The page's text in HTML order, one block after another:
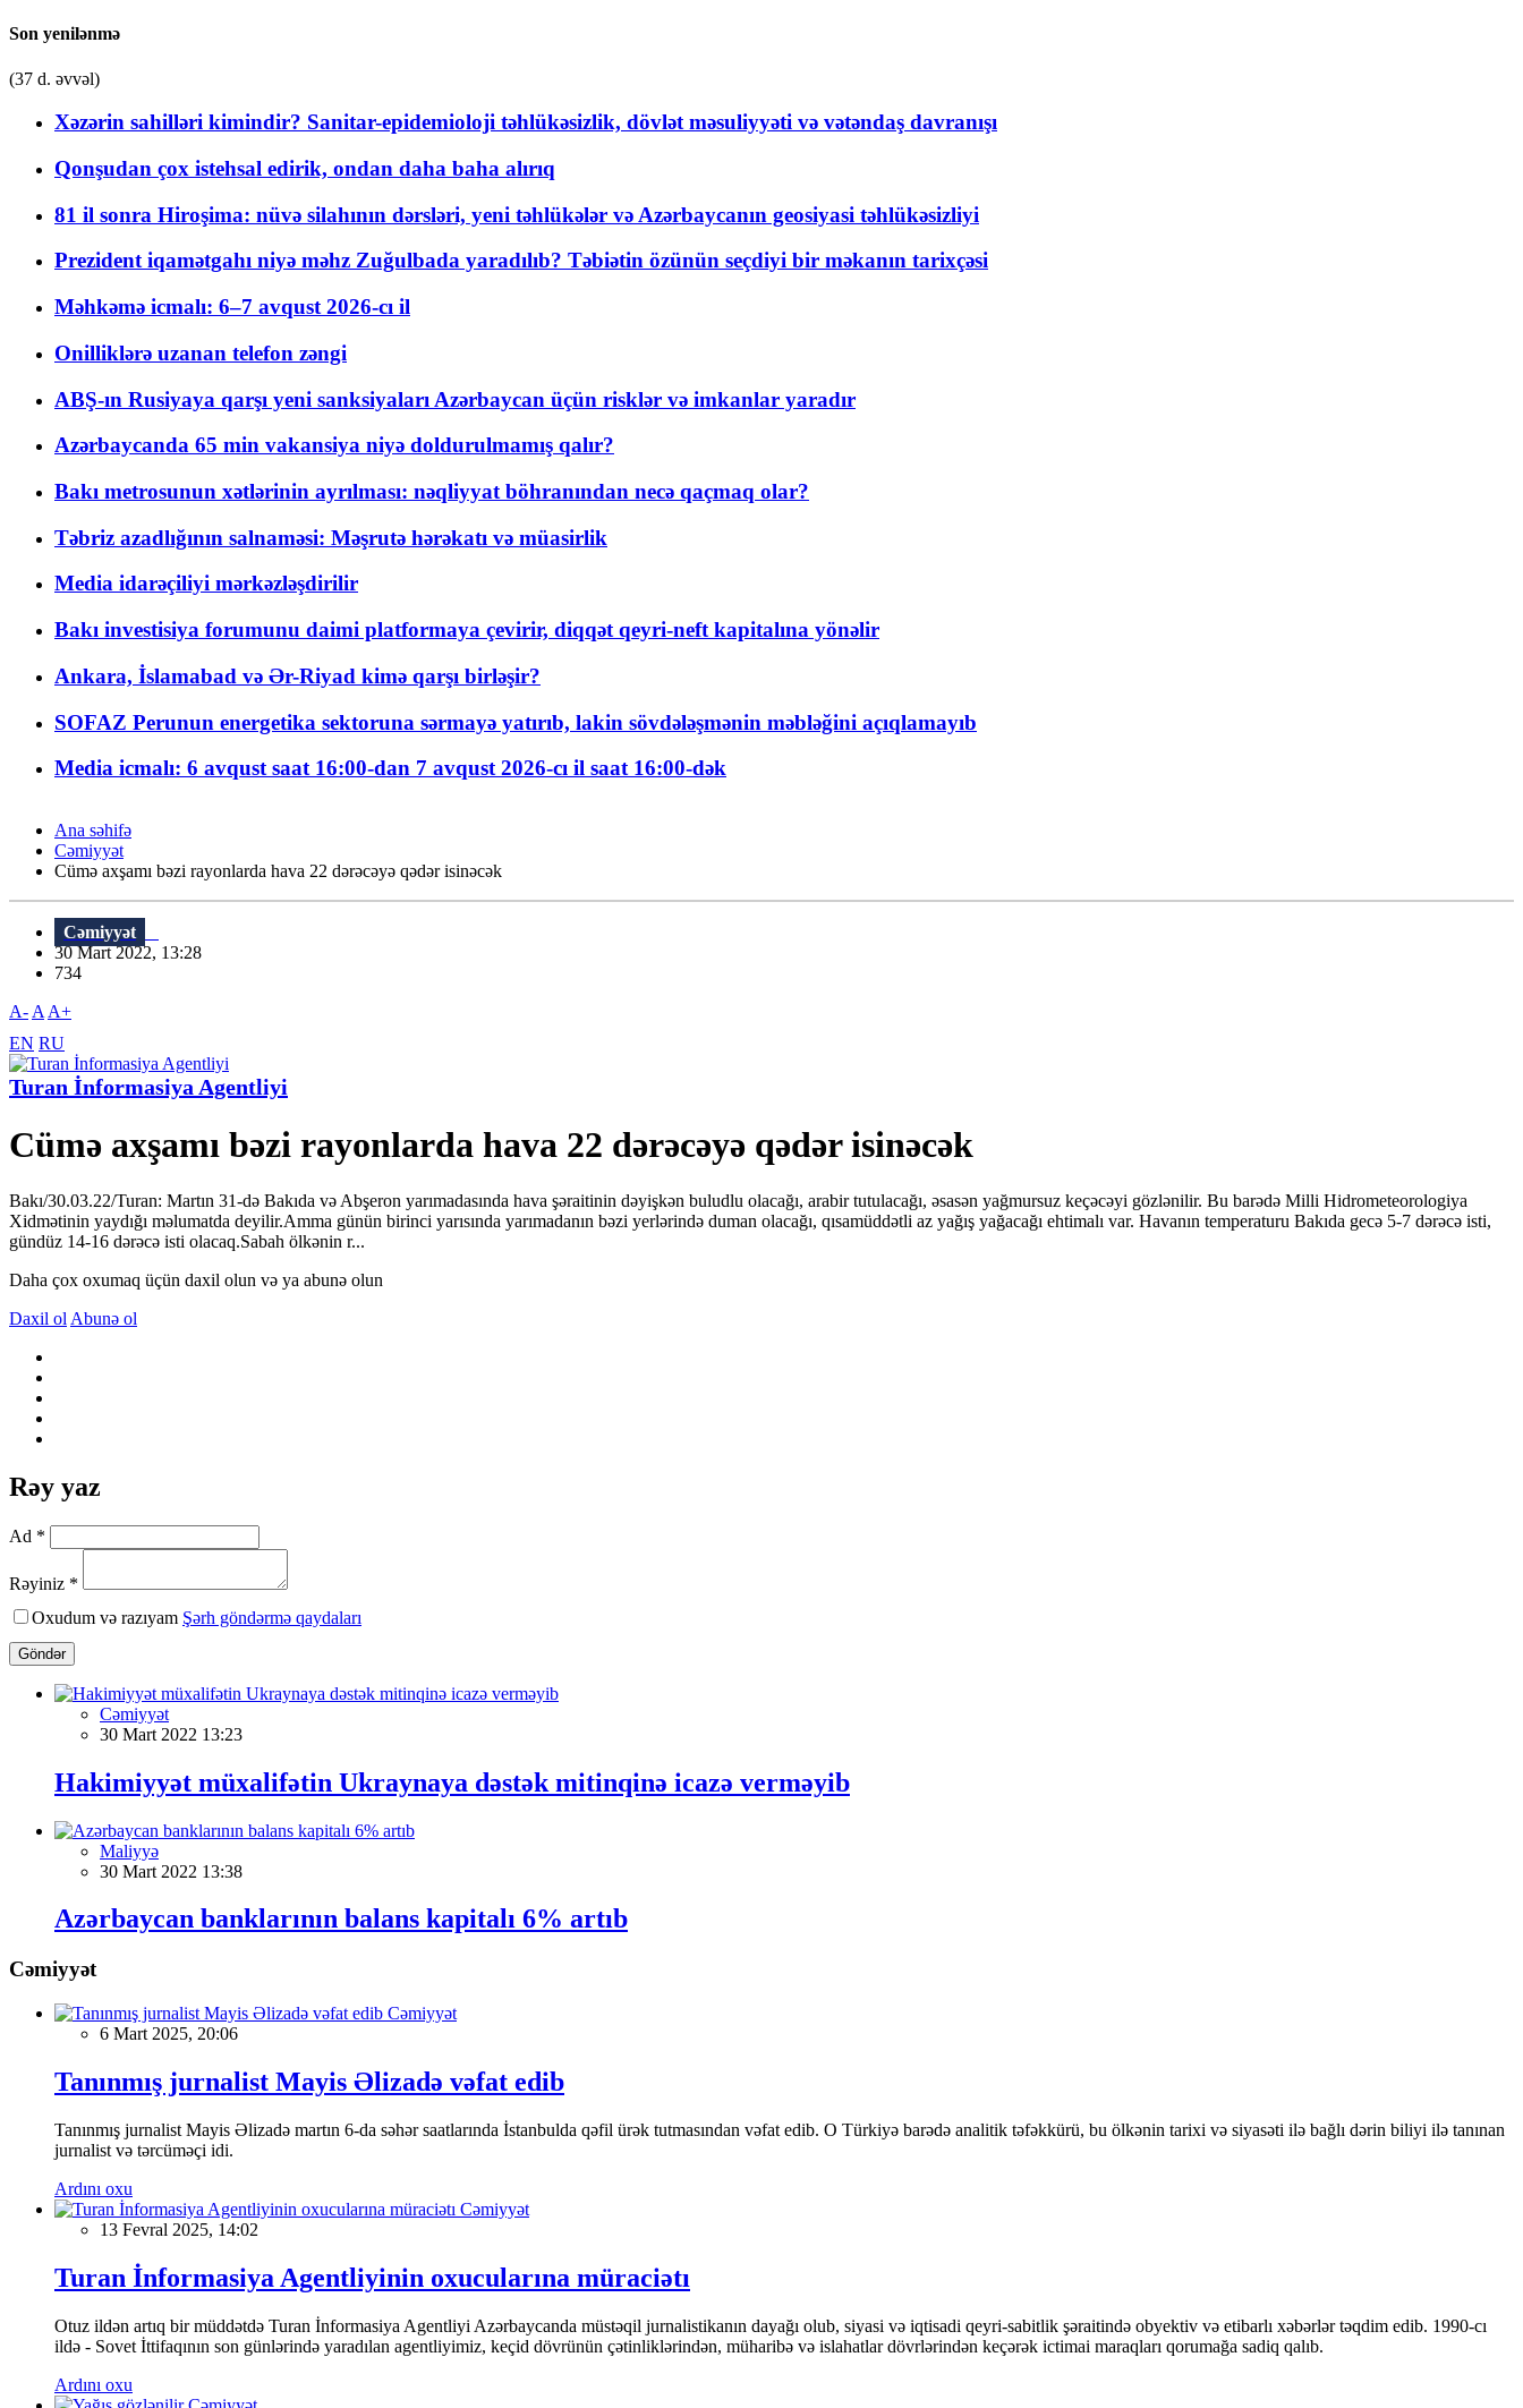
Son yenilənmə
(37 d. əvvəl)
Xəzərin sahilləri kimindir? Sanitar-epidemioloji təhlükəsizlik, dövlət məsuliyyəti və vətəndaş davranışı
Qonşudan çox istehsal edirik, ondan daha baha alırıq
81 il sonra Hiroşima: nüvə silahının dərsləri, yeni təhlükələr və Azərbaycanın geosiyasi təhlükəsizliyi
Prezident iqamətgahı niyə məhz Zuğulbada yaradılıb? Təbiətin özünün seçdiyi bir məkanın tarixçəsi
Məhkəmə icmalı: 6–7 avqust 2026-cı il
Onilliklərə uzanan telefon zəngi
ABŞ-ın Rusiyaya qarşı yeni sanksiyaları Azərbaycan üçün risklər və imkanlar yaradır
Azərbaycanda 65 min vakansiya niyə doldurulmamış qalır?
Bakı metrosunun xətlərinin ayrılması: nəqliyyat böhranından necə qaçmaq olar?
Təbriz azadlığının salnaməsi: Məşrutə hərəkatı və müasirlik
Media idarəçiliyi mərkəzləşdirilir
Bakı investisiya forumunu daimi platformaya çevirir, diqqət qeyri-neft kapitalına yönəlir
Ankara, İslamabad və Ər-Riyad kimə qarşı birləşir?
SOFAZ Perunun energetika sektoruna sərmayə yatırıb, lakin sövdələşmənin məbləğini açıqlamayıb
Media icmalı: 6 avqust saat 16:00-dan 7 avqust 2026-cı il saat 16:00-dək
Ana səhifə
Cəmiyyət
Cümə axşamı bəzi rayonlarda hava 22 dərəcəyə qədər isinəcək
Cəmiyyət
30 Mart 2022, 13:28
734
A- A A+
EN RU
Turan İnformasiya Agentliyi
Cümə axşamı bəzi rayonlarda hava 22 dərəcəyə qədər isinəcək
Bakı/30.03.22/Turan: Martın 31-də Bakıda və Abşeron yarımadasında hava şəraitinin dəyişkən buludlu olacağı, arabir tutulacağı, əsasən yağmursuz keçəcəyi gözlənilir. Bu barədə Milli Hidrometeorologiya
Xidmətinin yaydığı məlumatda deyilir.Amma günün birinci yarısında yarımadanın bəzi yerlərində duman olacağı, qısamüddətli az yağış yağacağı ehtimalı var. Havanın temperaturu Bakıda gecə 5-7 dərəcə isti,
gündüz 14-16 dərəcə isti olacaq.Sabah ölkənin r...
Daha çox oxumaq üçün daxil olun və ya abunə olun
Daxil ol Abunə ol
Rəy yaz
Ad *
Rəyiniz *
Oxudum və razıyam Şərh göndərmə qaydaları
Göndər
Cəmiyyət
30 Mart 2022 13:23
Hakimiyyət müxalifətin Ukraynaya dəstək mitinqinə icazə verməyib
Maliyyə
30 Mart 2022 13:38
Azərbaycan banklarının balans kapitalı 6% artıb
Cəmiyyət
Cəmiyyət
6 Mart 2025, 20:06
Tanınmış jurnalist Mayis Əlizadə vəfat edib
Tanınmış jurnalist Mayis Əlizadə martın 6-da səhər saatlarında İstanbulda qəfil ürək tutmasından vəfat edib. O Türkiyə barədə analitik təfəkkürü, bu ölkənin tarixi və siyasəti ilə bağlı dərin biliyi ilə tanınan
jurnalist və tərcüməçi idi.
Ardını oxu
Cəmiyyət
13 Fevral 2025, 14:02
Turan İnformasiya Agentliyinin oxucularına müraciətı
Otuz ildən artıq bir müddətdə Turan İnformasiya Agentliyi Azərbaycanda müstəqil jurnalistikanın dayağı olub, siyasi və iqtisadi qeyri-sabitlik şəraitində obyektiv və etibarlı xəbərlər təqdim edib. 1990-cı
ildə - Sovet İttifaqının son günlərində yaradılan agentliyimiz, keçid dövrünün çətinliklərindən, müharibə və islahatlar dövrlərindən keçərək ictimai maraqları qorumağa sadiq qalıb.
Ardını oxu